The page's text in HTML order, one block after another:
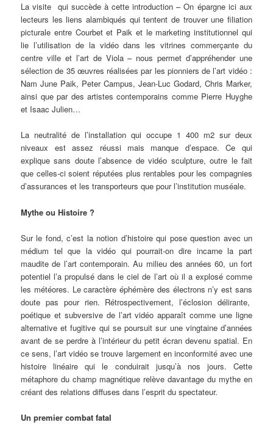
La visite qui succède à cette introduction – On épargne ici aux
lecteurs les liens alambiqués qui tentent de trouver une filiation
picturale entre Courbet et Paik et le marketing institutionnel qui
lie l’utilisation de la vidéo dans les vitrines commerçante du
centre ville et l’art de Viola – nous permet d’appréhender une
sélection de 35 œuvres réalisées par les pionniers de l’art vidéo :
Nam June Paik, Peter Campus, Jean-Luc Godard, Chris Marker,
ainsi que par des artistes contemporains comme Pierre Huyghe
et Isaac Julien…
La neutralité de l’installation qui occupe 1 400 m2 sur deux
niveaux est assez réussi mais manque d’espace. Ce qui
explique sans doute l’absence de vidéo sculpture, outre le fait
que celles-ci soient réputées plus rentables pour les compagnies
d’assurances et les transporteurs que pour l’institution muséale.
Mythe ou Histoire ?
Sur le fond, c’est la notion d’histoire qui pose question avec un
médium tel que la vidéo qui pourrait-on dire incarne la part
maudite de l’art contemporain. Au milieu des années 60, un fort
potentiel l’a propulsé dans le ciel de l’art où il a explosé comme
les météores. Le caractère éphémère des électrons n’y est sans
doute pas pour rien. Rétrospectivement, l’éclosion délirante,
poétique et subversive de l’art vidéo apparaît comme une ligne
alternative et fugitive qui se poursuit sur une vingtaine d’années
avant de se perdre à l’intérieur du petit écran devenu spatial. En
ce sens, l’art vidéo se trouve largement en inconformité avec une
histoire linéaire qui le conduirait jusqu’à nos jours. Cette
métaphore du champ magnétique relève davantage du mythe en
créant des relations diffuses dans l’esprit du spectateur.
Un premier combat fatal